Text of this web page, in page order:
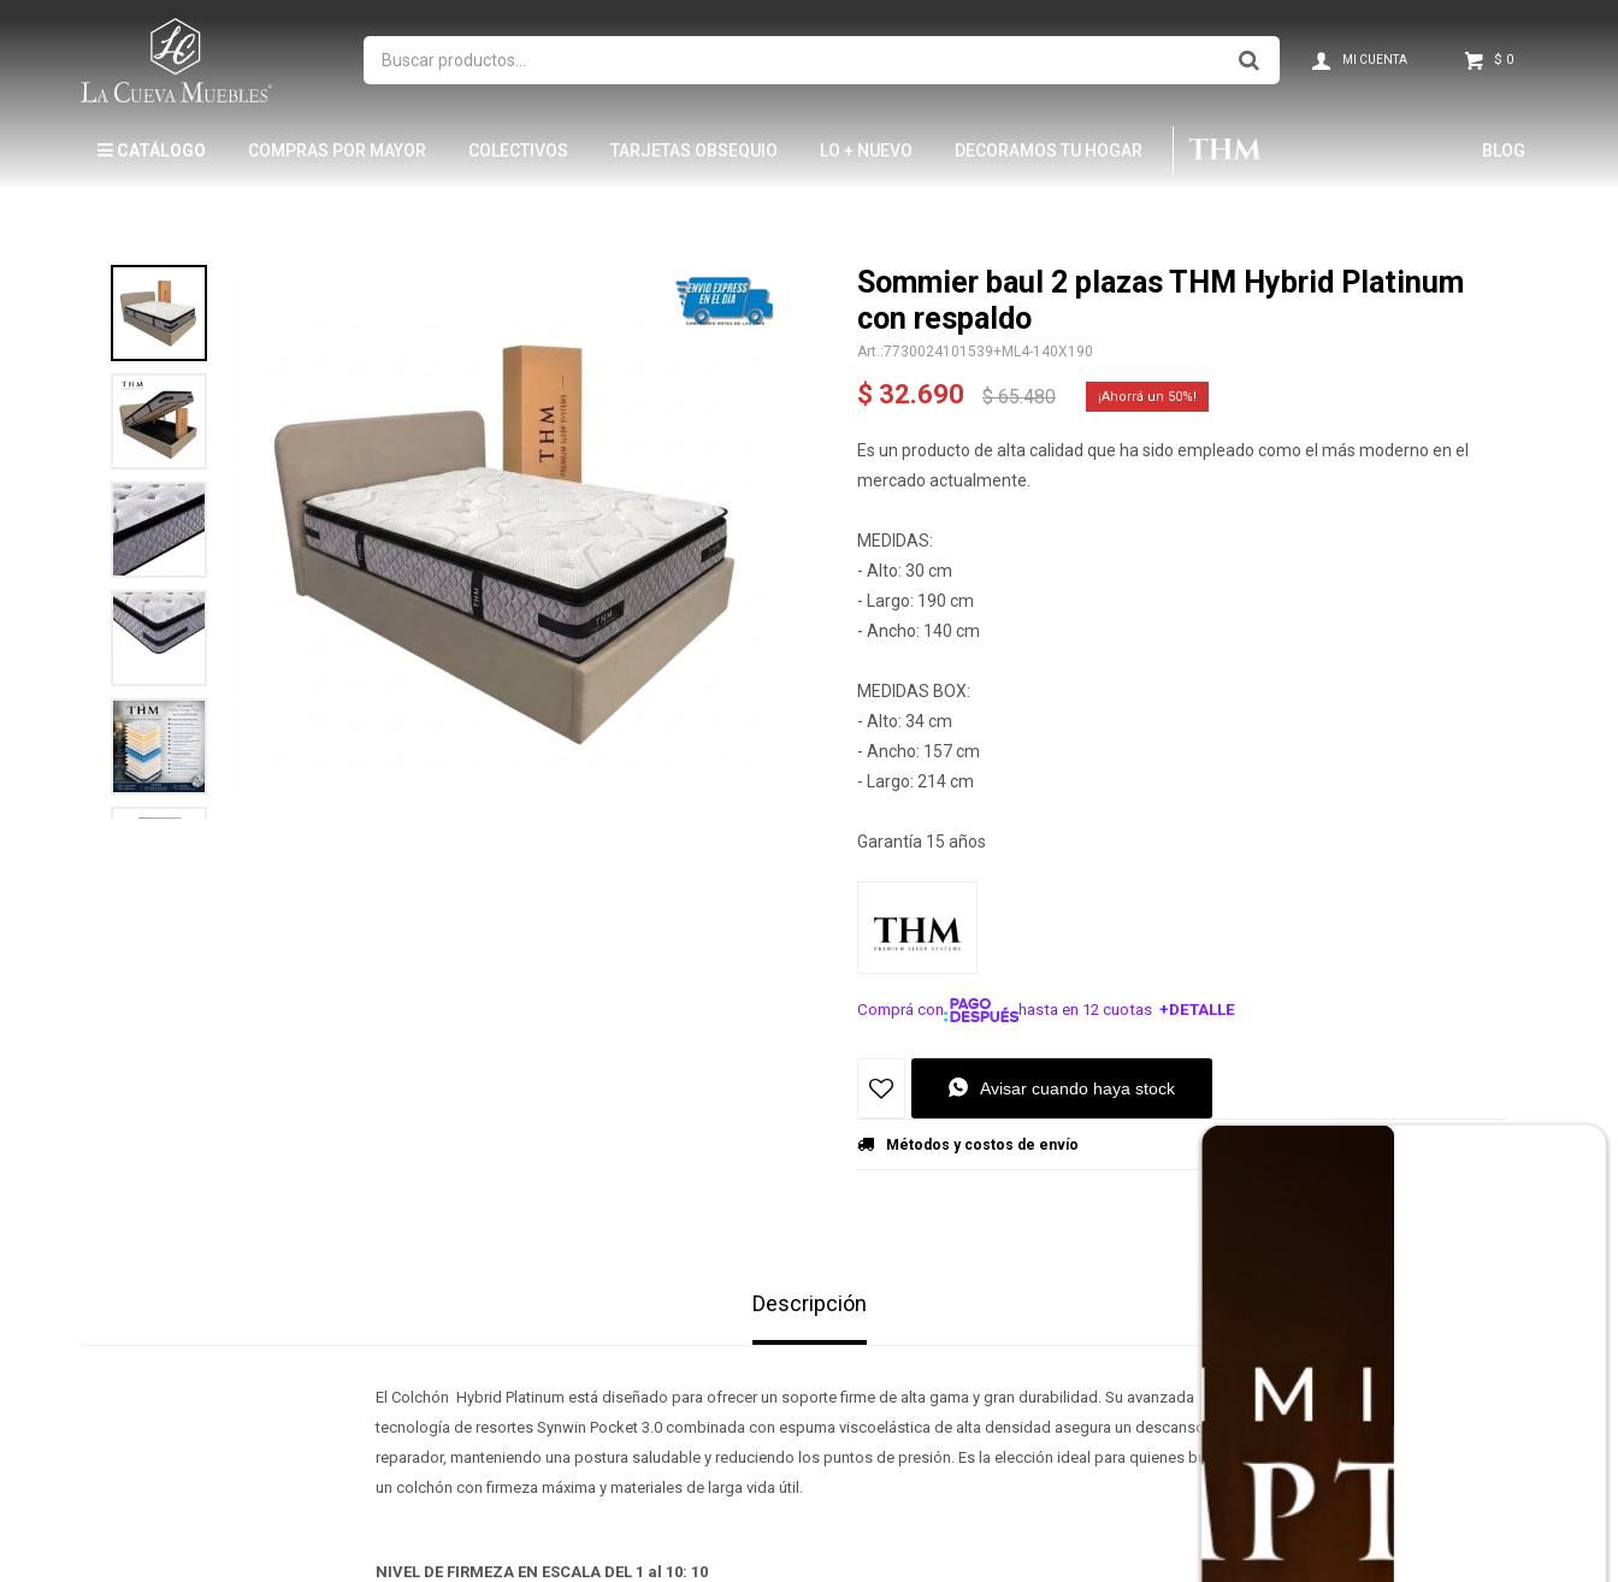
CATÁLOGO COMPRAS POR MAYOR COLECTIVOS TARJETAS OBSEQUIO LO + NUEVO DECORAMOS TU HOGAR BLOG
$ 0
Sommier baul 2 plazas THM Hybrid Platinum
con respaldo
7730024101539+ML4-140X190
$ 32.690 $ 65.480 50
Es un producto de alta calidad que ha sido empleado como el más moderno en el
mercado actualmente.
MEDIDAS:
- Alto: 30 cm
- Largo: 190 cm
- Ancho: 140 cm
MEDIDAS BOX:
- Alto: 34 cm
- Ancho: 157 cm
- Largo: 214 cm
Garantía 15 años
Comprá con hasta en 12 cuotas +DETALLE
¡ME INTERESA!
Avisar cuando haya stock
Métodos y costos de envío
Descripción
El Colchón Hybrid Platinum está diseñado para ofrecer un soporte firme de alta gama y gran durabilidad. Su avanzada
tecnología de resortes Synwin Pocket 3.0 combinada con espuma viscoelástica de alta densidad asegura un descanso
reparador, manteniendo una postura saludable y reduciendo los puntos de presión. Es la elección ideal para quienes buscan
un colchón con firmeza máxima y materiales de larga vida útil.
NIVEL DE FIRMEZA EN ESCALA DEL 1 al 10: 10Comprá en 3 cuotas sin recargo o hasta en 12
Comprá en 3 cuotas sin recargo o hasta en 12